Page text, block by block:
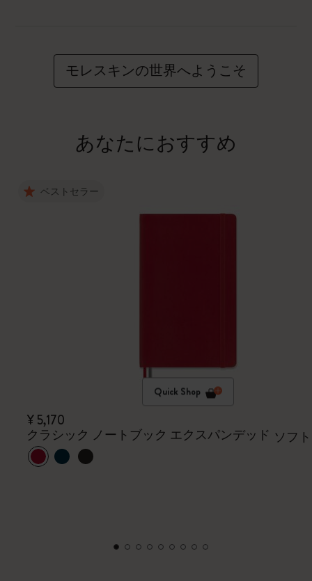
モレスキンの世界へようこそ
あなたにおすすめ
ベストセラー
Quick Shop
¥ 5,170
クラシック ノートブック エクスパンデッド ソフ